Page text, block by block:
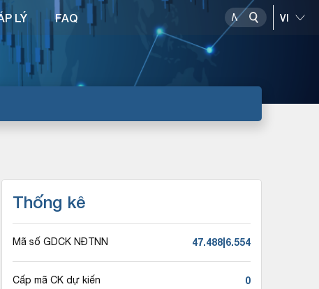
LÝ FAQ
Thống kê
Mã số GDCK NĐTNN 47.488|6.554
Cấp mã CK dự kiến 0